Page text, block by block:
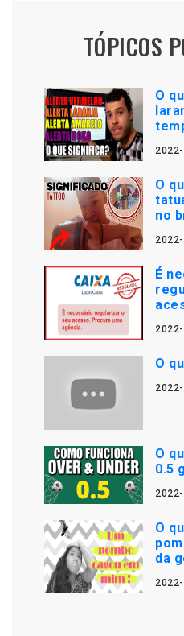
TÓPICOS
O
O
no
É
O
O
0.5
O
da